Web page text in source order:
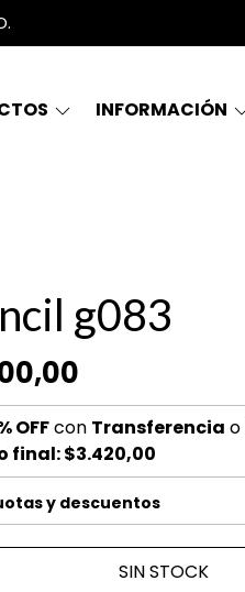
INFORMACIÓN
g083
OFFcon Transferencia o
final:$3.420,00
y descuentos
SIN STOCK